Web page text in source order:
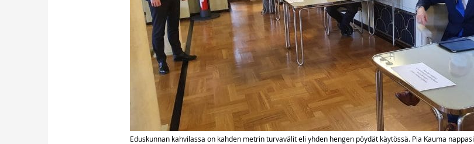
Eduskunnan kahvilassa on kahden metrin turvavälit eli yhden hengen pöydät käytössä. Pia Kauma nappasi